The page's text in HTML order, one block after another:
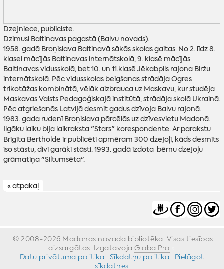
Dzejniece, publiciste.
Dzimusi Baltinavas pagastā (Balvu novads).
1958. gadā Broņislava Baltinavā sākās skolas gaitas. No 2. līdz 8.
klasei mācījās Baltinavas internātskolā, 9. klasē mācījās
Baltinavas vidusskolā, bet 10. un 11.klasē Jēkabpils rajona Biržu
internātskolā. Pēc vidusskolas beigšanas strādāja Ogres
trikotāžas kombinātā, vēlāk aizbrauca uz Maskavu, kur studēja
Maskavas Valsts Pedagoģiskajā institūtā, strādāja skolā Ukrainā.
Pēc atgriešanās Latvijā desmit gadus dzīvoja Balvu rajonā.
1983. gada rudenī Broņislava pārcēlās uz dzīvesvietu Madonā.
Ilgāku laiku bija laikraksta "Stars" korespondente. Ar parakstu
Brigita Bertholde ir publicēti apmēram 300 dzejoļi, kāds desmits
īso stāstu, divi garāki stāsti. 1993. gadā izdota bērnu dzejoļu
grāmatiņa "Siltumsēta".
« atpakaļ
© 2008-2026 Madonas novada bibliotēka. Visas tiesības
aizsargātas. IzgatavojaGlobalPro
Datu privātuma politika · Sīkdatņu politika · Pielāgot
sīkdatnes